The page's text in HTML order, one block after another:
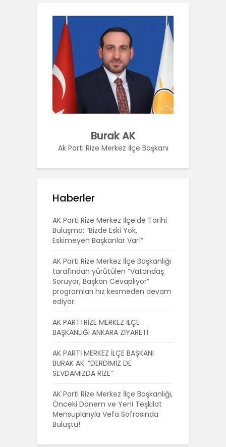
Burak AK
Ak Parti Rize Merkez İlçe Başkanı
Haberler
AK Parti Rize Merkez İlçe’de Tarihi
Buluşma: “Bizde Eski Yok,
Eskimeyen Başkanlar Var!”
AK Parti Rize Merkez İlçe Başkanlığı
tarafından yürütülen “Vatandaş
Soruyor, Başkan Cevaplıyor”
programları hız kesmeden devam
ediyor.
AK PARTİ RİZE MERKEZ İLÇE
BAŞKANLIĞI ANKARA ZİYARETİ
AK PARTİ MERKEZ İLÇE BAŞKANI
BURAK AK: “DERDİMİZ DE
SEVDAMIZDA RİZE”
AK Parti Rize Merkez İlçe Başkanlığı,
Önceki Dönem ve Yeni Teşkilat
Mensuplarıyla Vefa Sofrasında
Buluştu!